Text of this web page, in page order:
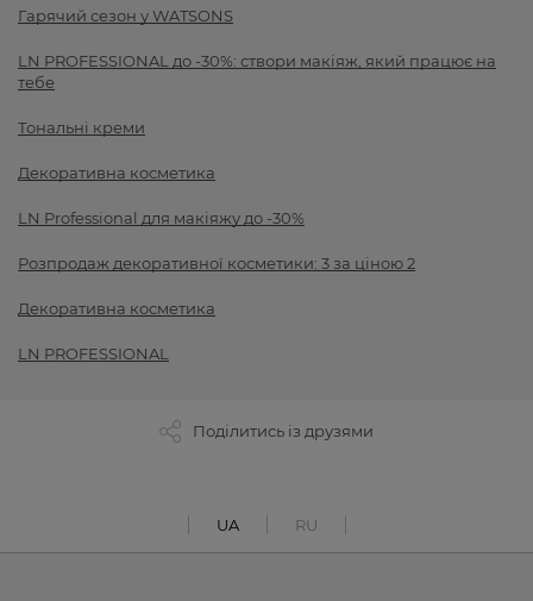
Гарячий сезон у WATSONS
LN PROFESSIONAL до -30%: створи макіяж, який працює на
тебе
Тональні креми
Декоративна косметика
LN Professional для макіяжу до -30%
Розпродаж декоративної косметики: 3 за ціною 2
Декоративна косметика
LN PROFESSIONAL
Поділитись із друзями
UA RU